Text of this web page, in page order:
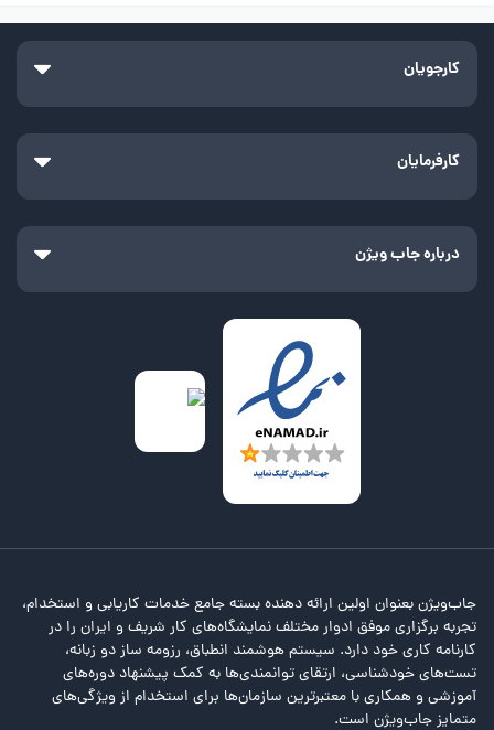
کارجویان
کارفرمایان
درباره جاب ویژن
جاب‌ویژن بعنوان اولین ارائه دهنده بسته جامع خدمات کاریابی و استخدام،
تجربه برگزاری موفق ادوار مختلف نمایشگاه‌های کار شریف و ایران را در
کارنامه کاری خود دارد. سیستم هوشمند انطباق، رزومه ساز دو زبانه،
تست‌های خودشناسی، ارتقای توانمندی‌ها به کمک پیشنهاد دوره‌های
آموزشی و همکاری با معتبرترین سازمان‌ها برای استخدام از ویژگی‌های
متمایز جاب‌ویژن است.